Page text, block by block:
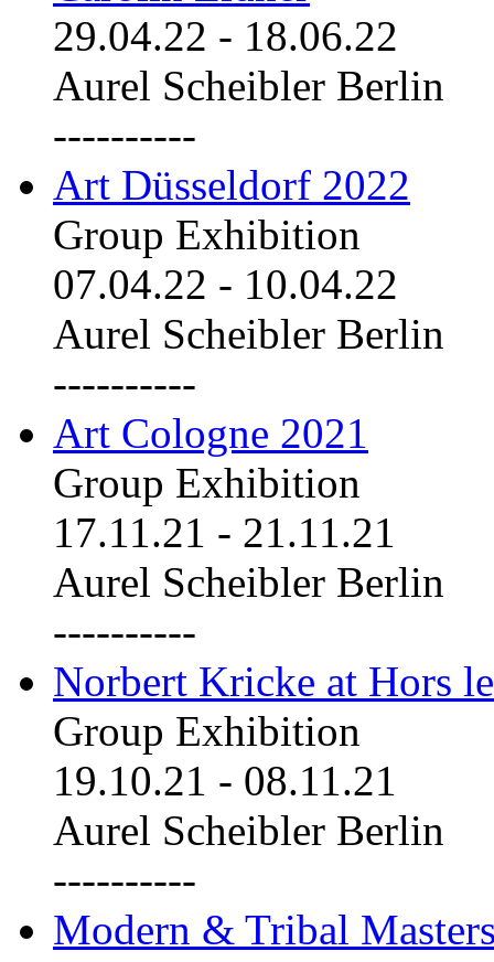
29.04.22 - 18.06.22
Aurel Scheibler Berlin
----------
Art Düsseldorf 2022
Group Exhibition
07.04.22 - 10.04.22
Aurel Scheibler Berlin
----------
Art Cologne 2021
Group Exhibition
17.11.21 - 21.11.21
Aurel Scheibler Berlin
----------
Norbert Kricke at Hors
Group Exhibition
19.10.21 - 08.11.21
Aurel Scheibler Berlin
----------
Modern & Tribal